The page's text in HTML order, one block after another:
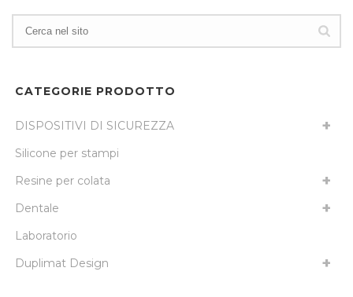
CATEGORIE PRODOTTO
DISPOSITIVI DI SICUREZZA
Silicone per stampi
Resine per colata
Dentale
Laboratorio
Duplimat Design